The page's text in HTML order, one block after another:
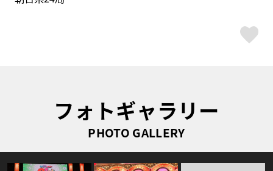
フォトギャラリー
PHOTO GALLERY